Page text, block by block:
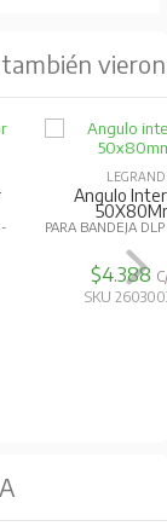
vieron
LEGRAND
Tabique
Ang.exterior
PARA
$23.963
SKU